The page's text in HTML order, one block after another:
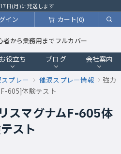
日(月)に発送します
カート(0)
イン
者から業務用までフルカバー
お役立ち ブログ 会社案内
プレー 催涙スプレー情報
強力
605]体験テスト
スマグナムF-605体
スト